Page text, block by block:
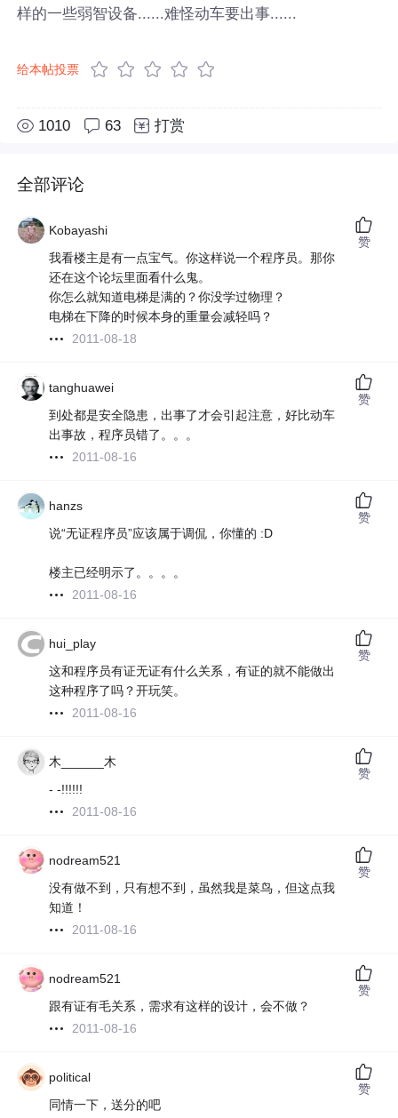
样的一些弱智设备......难怪动车要出事......
给本帖投票
1010 63 打赏
全部评论
Kobayashi
我看楼主是有一点宝气。你这样说一个程序员。那你
还在这个论坛里面看什么鬼。
你怎么就知道电梯是满的？你没学过物理？
电梯在下降的时候本身的重量会减轻吗？
2011-08-18
赞
tanghuawei
到处都是安全隐患，出事了才会引起注意，好比动车
出事故，程序员错了。。。
2011-08-16
赞
hanzs
说“无证程序员”应该属于调侃，你懂的 :D
楼主已经明示了。。。。
2011-08-16
赞
hui_play
这和程序员有证无证有什么关系，有证的就不能做出
这种程序了吗？开玩笑。
2011-08-16
赞
木______木
- -!!!!!!
2011-08-16
赞
nodream521
没有做不到，只有想不到，虽然我是菜鸟，但这点我
知道！
2011-08-16
赞
nodream521
跟有证有毛关系，需求有这样的设计，会不做？
2011-08-16
赞
political
同情一下，送分的吧
赞